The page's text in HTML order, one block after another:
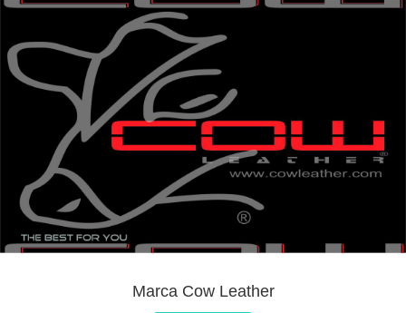
Marca Cow Leather